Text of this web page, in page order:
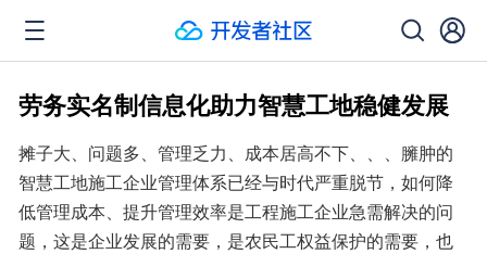
劳务实名制信息化助力智慧工地稳健发展
摊子大、问题多、管理乏力、成本居高不下、、、臃肿的
智慧工地施工企业管理体系已经与时代严重脱节，如何降
低管理成本、提升管理效率是工程施工企业急需解决的问
题，这是企业发展的需要，是农民工权益保护的需要，也